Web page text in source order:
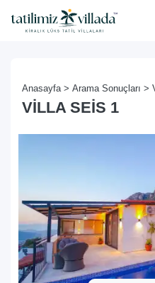
Anasayfa > Arama Sonuçları >
VILLA SEIS 1